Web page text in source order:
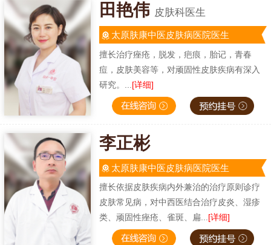
田艳伟 皮肤科医生
太原肤康中医皮肤病医院医生
擅长治疗痤疮，脱发，疤痕，胎记，青春
痘，皮肤美容等，对顽固性皮肤疾病有深入
研究。... [详细]
李正彬
太原肤康中医皮肤病医院医生
擅长依据皮肤疾病内外兼治的治疗原则诊疗
皮肤常见病，对中西医结合治疗皮炎、湿疹
类、顽固性痤疮、雀斑、扁...[详细]